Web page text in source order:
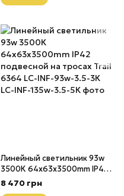
Линейный светильник 93w
3500К 64х63х3500mm IP42
подвесной на тросах Trail
6364 LC-INF-93w-3.5-3К
8 470 грн